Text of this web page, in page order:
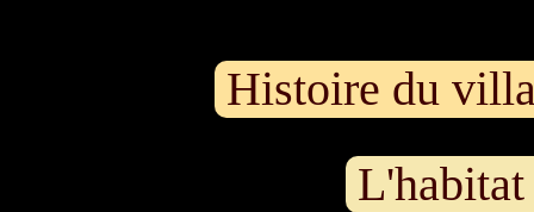
Histoire du
L'habitat